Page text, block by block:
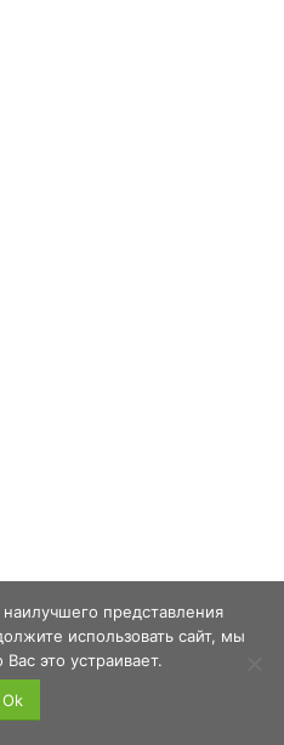
представления
использовать сайт, мы
Вас это устраивает.
Ok